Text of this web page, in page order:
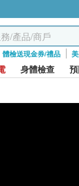
體檢送現金券/禮品
身體檢查